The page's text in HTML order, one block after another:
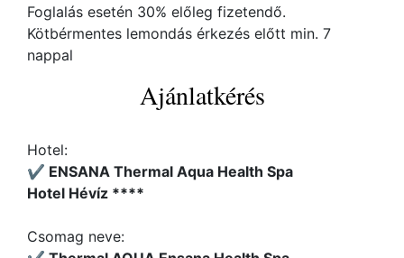
Foglalás esetén 30% előleg fizetendő.
Kötbérmentes lemondás érkezés előtt min. 7
nappal
Ajánlatkérés
Hotel:
✔️ ENSANA Thermal Aqua Health Spa
Hotel Hévíz ****
Csomag neve: